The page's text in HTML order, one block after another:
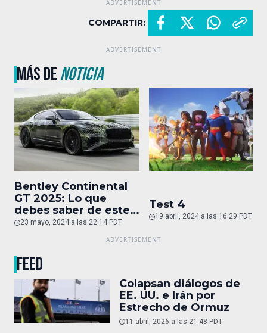
COMPARTIR:
MÁS DENOTICIA
Bentley Continental
GT 2025: Lo que
debes saber de este
auto de superlujo
23 mayo, 2024 a las 22:14 PDT
Test 4
19 abril, 2024 a las 16:29 PDT
FEED
Colapsan diálogos de
EE. UU. e Irán por
Estrecho de Ormuz
11 abril, 2026 a las 21:48 PDT